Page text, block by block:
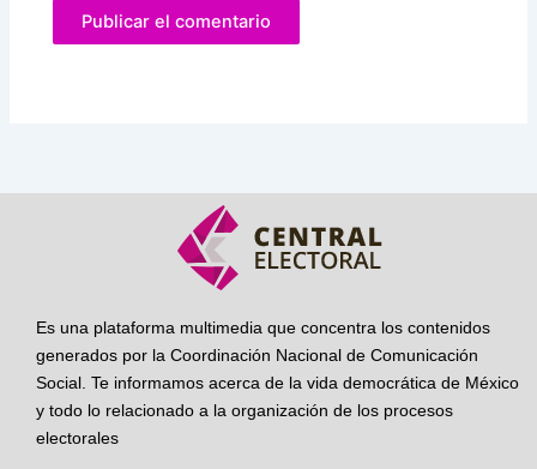
Es una plataforma multimedia que concentra los contenidos
generados por la Coordinación Nacional de Comunicación
Social. Te informamos acerca de la vida democrática de México
y todo lo relacionado a la organización de los procesos
electorales